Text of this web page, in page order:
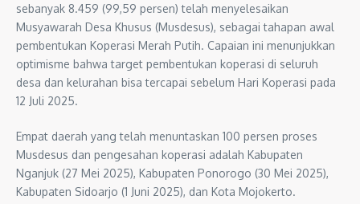
sebanyak 8.459 (99,59 persen) telah menyelesaikan
Musyawarah Desa Khusus (Musdesus), sebagai tahapan awal
pembentukan Koperasi Merah Putih. Capaian ini menunjukkan
optimisme bahwa target pembentukan koperasi di seluruh
desa dan kelurahan bisa tercapai sebelum Hari Koperasi pada
12 Juli 2025.
Empat daerah yang telah menuntaskan 100 persen proses
Musdesus dan pengesahan koperasi adalah Kabupaten
Nganjuk (27 Mei 2025), Kabupaten Ponorogo (30 Mei 2025),
Kabupaten Sidoarjo (1 Juni 2025), dan Kota Mojokerto.